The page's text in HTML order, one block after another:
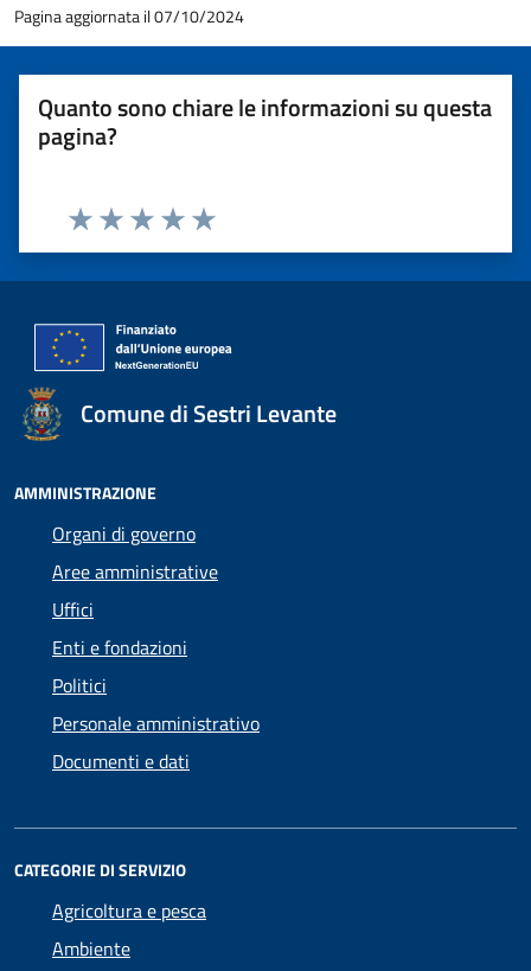
Pagina aggiornata il 07/10/2024
Quanto sono chiare le informazioni su questa
pagina?
Valuta 5 stelle su 5
Valuta 4 stelle su 5
Valuta 3 stelle su 5
Valuta 2 stelle su 5
Valuta 1 stelle su 5
Comune di Sestri Levante
AMMINISTRAZIONE
Organi di governo
Aree amministrative
Uffici
Enti e fondazioni
Politici
Personale amministrativo
Documenti e dati
CATEGORIE DI SERVIZIO
Agricoltura e pesca
Ambiente